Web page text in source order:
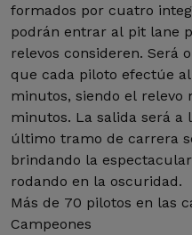
formados por cuatro
podrán entrar al pit lane
relevos consideren. Será
que cada piloto efectúe
minutos, siendo el relevo
minutos. La salida será a
último tramo de carrera
brindando la
rodando en la oscuridad.
Más de 70 pilotos en las
Campeones